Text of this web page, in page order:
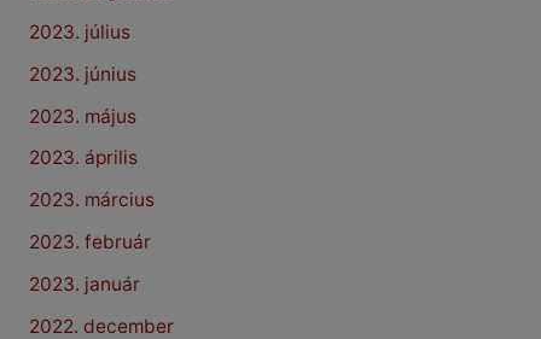
2023. július
2023. június
2023. május
2023. április
2023. március
2023. február
2023. január
2022. december